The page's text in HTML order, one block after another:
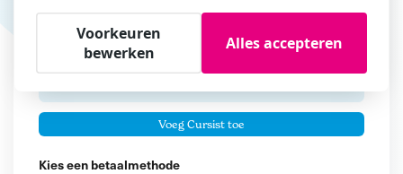
Cursisten
Voeg cursisten toe
Tussenvoegsel
Voeg Cursist toe
Kies een betaalmethode
Voorkeuren
bewerken
Alles accepteren